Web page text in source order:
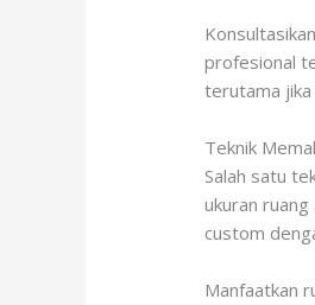
profesional
terutama
Teknik
Salah satu
ukuran
custom
Manfaatkan